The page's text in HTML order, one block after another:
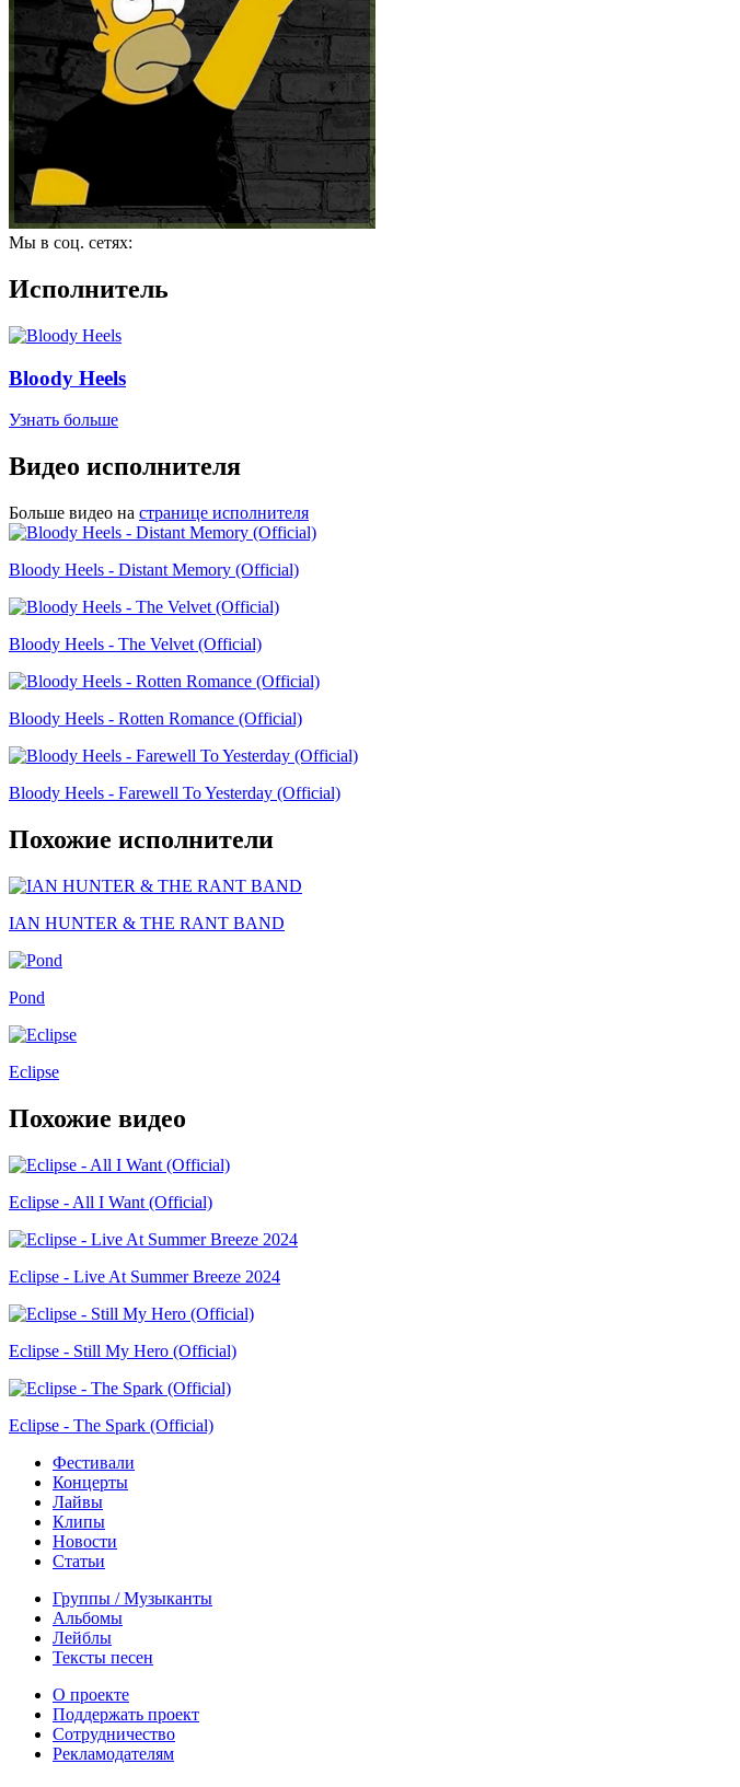
Мы в соц. сетях:
Исполнитель
Bloody Heels
Узнать больше
Видео исполнителя
Больше видео на странице исполнителя
Bloody Heels - Distant Memory (Official)
Bloody Heels - The Velvet (Official)
Bloody Heels - Rotten Romance (Official)
Bloody Heels - Farewell To Yesterday (Official)
Похожие исполнители
IAN HUNTER & THE RANT BAND
Pond
Eclipse
Похожие видео
Eclipse - All I Want (Official)
Eclipse - Live At Summer Breeze 2024
Eclipse - Still My Hero (Official)
Eclipse - The Spark (Official)
Фестивали
Концерты
Лайвы
Клипы
Новости
Статьи
Группы / Музыканты
Альбомы
Лейблы
Тексты песен
О проекте
Поддержать проект
Сотрудничество
Рекламодателям